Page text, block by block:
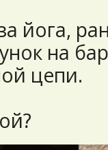
йога,
на
цепи.